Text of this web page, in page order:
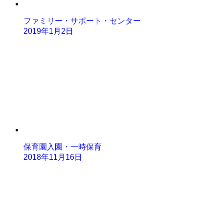
ファミリー・サポート・センター
2019年1月2日
保育園入園・一時保育
2018年11月16日